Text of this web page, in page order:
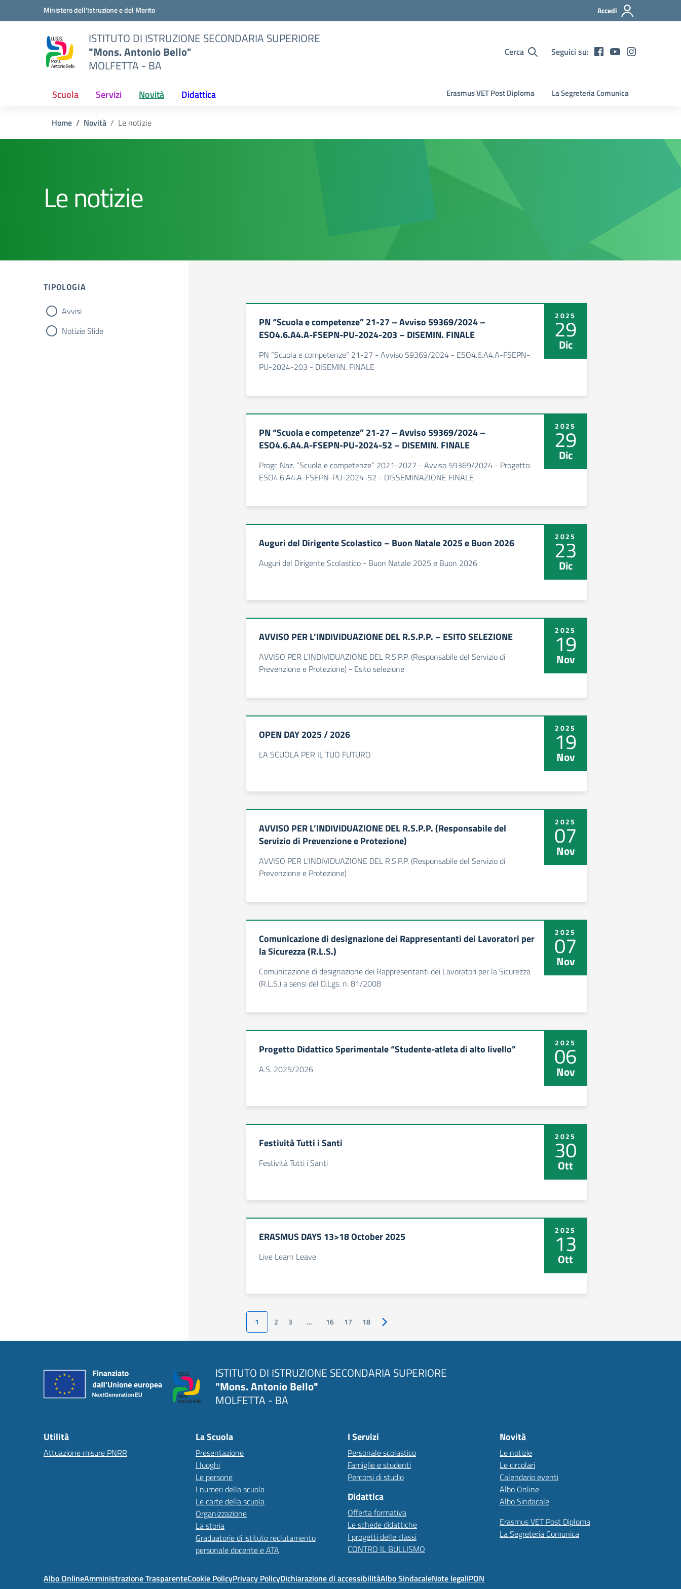
Vai ai contenuti
Vai al menu di navigazioneMinistero dell'Istruzione e del Merito Accedi
ISTITUTO DI ISTRUZIONE SECONDARIA SUPERIORE
"Mons. Antonio Bello"
MOLFETTA - BA
Cerca Seguici su:
Scuola Servizi Novità Didattica Erasmus VET Post Diploma La Segreteria Comunica
Home Novità Le notizie
Le notizie
TIPOLOGIA
Avvisi
Notizie Slide
2025
29
Dic
PN “Scuola e competenze” 21-27 – Avviso 59369/2024 –
ESO4.6.A4.A-FSEPN-PU-2024-203 – DISEMIN. FINALE
PN “Scuola e competenze” 21-27 - Avviso 59369/2024 - ESO4.6.A4.A-FSEPN-
PU-2024-203 - DISEMIN. FINALE
2025
29
Dic
PN “Scuola e competenze” 21-27 – Avviso 59369/2024 –
ESO4.6.A4.A-FSEPN-PU-2024-52 – DISEMIN. FINALE
Progr. Naz. “Scuola e competenze” 2021-2027 - Avviso 59369/2024 - Progetto:
ESO4.6.A4.A-FSEPN-PU-2024-52 - DISSEMINAZIONE FINALE
2025
23
Dic
Auguri del Dirigente Scolastico – Buon Natale 2025 e Buon 2026
Auguri del Dirigente Scolastico - Buon Natale 2025 e Buon 2026
2025
19
Nov
AVVISO PER L’INDIVIDUAZIONE DEL R.S.P.P. – ESITO SELEZIONE
AVVISO PER L’INDIVIDUAZIONE DEL R.S.P.P. (Responsabile del Servizio di
Prevenzione e Protezione) - Esito selezione
2025
19
Nov
OPEN DAY 2025 / 2026
LA SCUOLA PER IL TUO FUTURO
2025
07
Nov
AVVISO PER L’INDIVIDUAZIONE DEL R.S.P.P. (Responsabile del
Servizio di Prevenzione e Protezione)
AVVISO PER L’INDIVIDUAZIONE DEL R.S.P.P. (Responsabile del Servizio di
Prevenzione e Protezione)
2025
07
Nov
Comunicazione di designazione dei Rappresentanti dei Lavoratori per
la Sicurezza (R.L.S.)
Comunicazione di designazione dei Rappresentanti dei Lavoratori per la Sicurezza
(R.L.S.) a sensi del D.Lgs. n. 81/2008
2025
06
Nov
Progetto Didattico Sperimentale “Studente-atleta di alto livello”
A.S. 2025/2026
2025
30
Ott
Festività Tutti i Santi
Festività Tutti i Santi
2025
13
Ott
ERASMUS DAYS 13>18 October 2025
Live Learn Leave
1 2 3 … 16 17 18 Pagina successiva
ISTITUTO DI ISTRUZIONE SECONDARIA SUPERIORE
"Mons. Antonio Bello"
MOLFETTA - BA
Utilità
Attuazione misure PNRR
La Scuola
Presentazione
I luoghi
Le persone
I numeri della scuola
Le carte della scuola
Organizzazione
La storia
Graduatorie di istituto reclutamento
personale docente e ATA
I Servizi
Personale scolastico
Famiglie e studenti
Percorsi di studio
Didattica
Offerta formativa
Le schede didattiche
I progetti delle classi
CONTRO IL BULLISMO
Novità
Le notizie
Le circolari
Calendario eventi
Albo Online
Albo Sindacale
Erasmus VET Post Diploma
La Segreteria Comunica
Albo OnlineAmministrazione TrasparenteCookie PolicyPrivacy PolicyDichiarazione di accessibilitàAlbo SindacaleNote legaliPON